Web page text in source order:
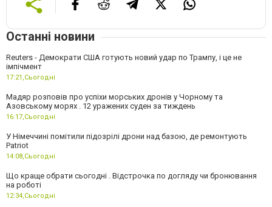
Останні новини
Reuters - Демократи США готують новий удар по Трампу, і це не
імпічмент
17:21,Сьогодні
Мадяр розповів про успіхи морських дронів у Чорному та
Азовському морях . 12 уражених суден за тиждень
16:17,Сьогодні
У Німеччині помітили підозрілі дрони над базою, де ремонтують
Patriot
14:08,Сьогодні
Що краще обрати сьогодні . Відстрочка по догляду чи бронювання
на роботі
12:34,Сьогодні